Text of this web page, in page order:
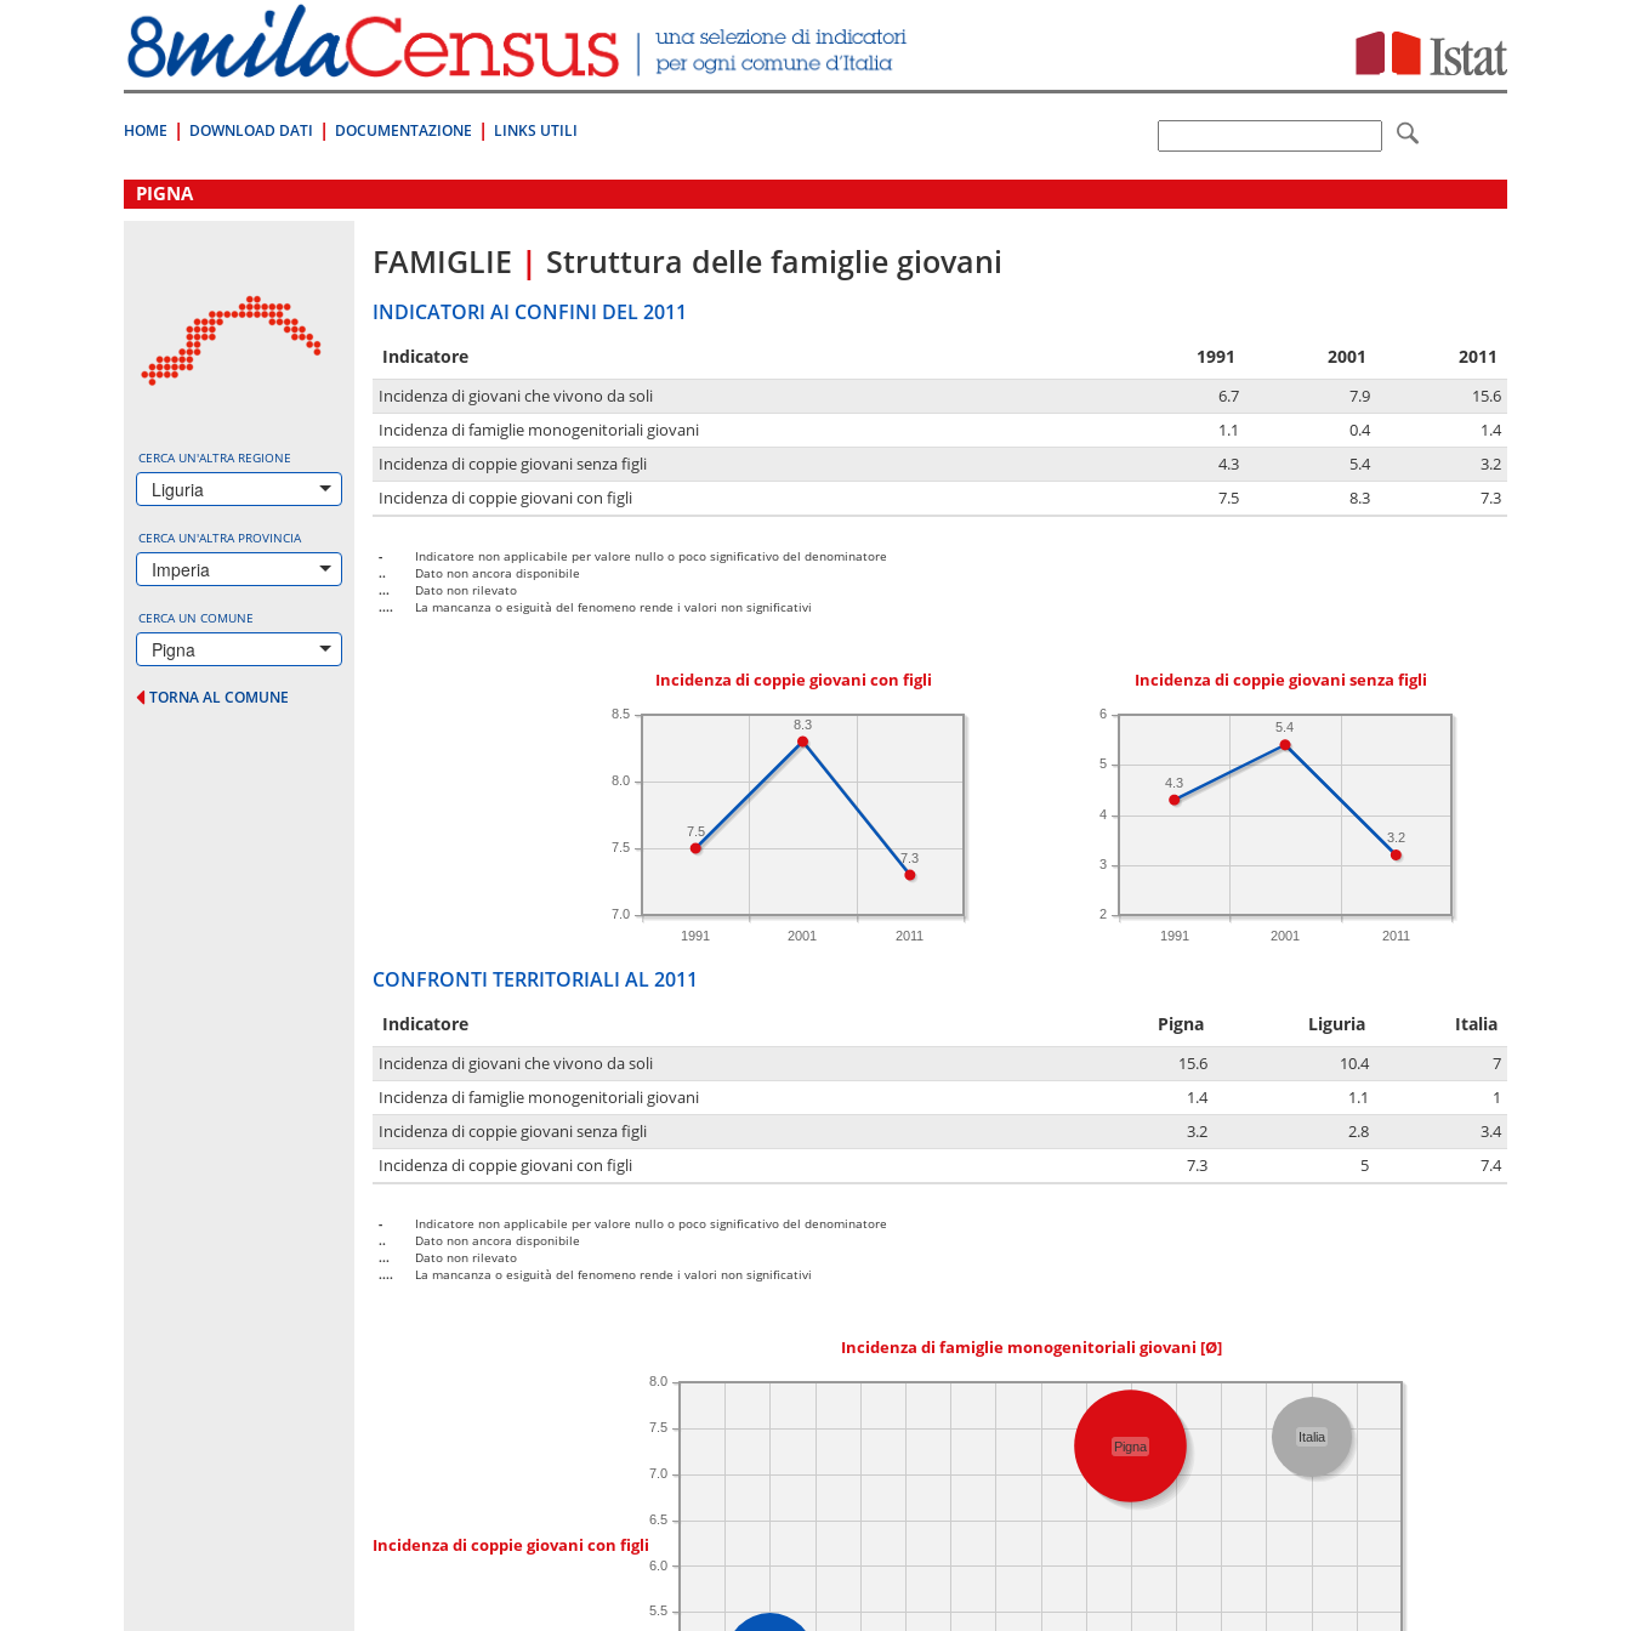
direttamente
a:
Contenuto
HOME DOWNLOAD DATI DOCUMENTAZIONE LINKS UTILI
.
PIGNA
CERCA UN'ALTRA REGIONE
Liguria
CERCA UN'ALTRA PROVINCIA
Imperia
CERCA UN COMUNE
Pigna
TORNA AL COMUNE
FAMIGLIE | Struttura delle famiglie giovani
INDICATORI AI CONFINI DEL 2011
Indicatore 1991 2001 2011
Incidenza di giovani che vivono da soli 6.7 7.9
15.6
Incidenza di famiglie monogenitoriali giovani
1.1 0.4
1.4
Incidenza di coppie giovani senza figli
4.3 5.4
3.2
Incidenza di coppie giovani con figli
7.5 8.3 7.3
-
Indicatore non applicabile per valore nullo o poco significativo del denominatore
..
Dato non ancora disponibile
...
Dato non rilevato
....
La mancanza o esiguità del fenomeno rende i valori non significativi
Incidenza di coppie giovani con figli
1991 2001 2011
7.0
7.5
8.0
8.5
7.3
8.3
7.5
Incidenza di coppie giovani senza figli
1991 2001 2011
2
3
4
5
6
3.2
5.4
4.3
CONFRONTI TERRITORIALI AL 2011
Indicatore Pigna Liguria Italia
Incidenza di giovani che vivono da soli 15.6 10.4
7
Incidenza di famiglie monogenitoriali giovani
1.4 1.1
1
Incidenza di coppie giovani senza figli
3.2 2.8
3.4
Incidenza di coppie giovani con figli
7.3 5 7.4
-
Indicatore non applicabile per valore nullo o poco significativo del denominatore
..
Dato non ancora disponibile
...
Dato non rilevato
....
La mancanza o esiguità del fenomeno rende i valori non significativi
Incidenza di famiglie monogenitoriali giovani [Ø]
Incidenza di coppie giovani con figli
5.5
6.0
6.5
7.0
7.5
8.0
Pigna
Italia